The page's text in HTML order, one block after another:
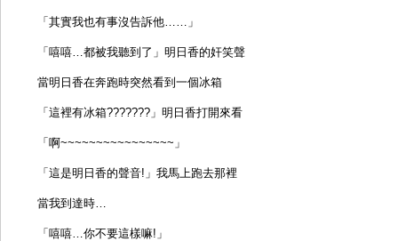
「其實我也有事沒告訴他……」
「嘻嘻…都被我聽到了」明日香的奸笑聲
當明日香在奔跑時突然看到一個冰箱
「這裡有冰箱???????」明日香打開來看
「啊~~~~~~~~~~~~~~~~」
「這是明日香的聲音!」我馬上跑去那裡
當我到達時…
「嘻嘻…你不要這樣嘛!」